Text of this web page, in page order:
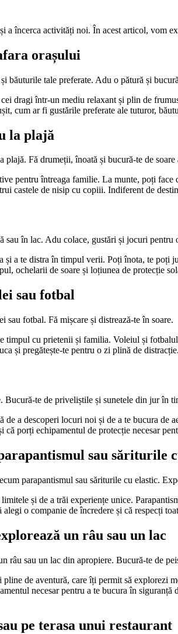
a încerca activități noi. În acest articol,
orașului
băuturile tale preferate. Adu o pătură și
dragi într-un mediu relaxant și plin de
cum ar fi gustările preferate ale tuturor,
la plajă
Fă drumeții, înoată și bucură-te de
pentru întreaga familie. La munte, poți
castele de nisip cu copiii. Indiferent de
sau în lac. Adu colace, gustări și jocuri pentru
a te distra în timpul verii. Poți înota, te poți
ochelarii de soare și loțiunea de protecție
sau fotbal
fotbal. Fă mișcare și distrează-te în soare.
timpul cu prietenii și familia. Voleiul și
și pregătește-te pentru o zi plină de distracție.
Bucură-te de priveliștile și sunetele din jur în
a descoperi locuri noi și de a te bucura
porți echipamentul de protecție necesar
sau săriturile
parapantismul sau săriturile cu elastic.
și de a trăi experiențe unice.
o companie de încredere și că respecți
un râu sau un lac
râu sau un lac din apropiere. Bucură-te de
de aventură, care îți permit să
necesar pentru a te bucura în
pe terasa unui restaurant